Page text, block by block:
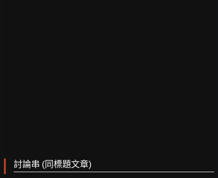
討論串 (同標題文章)